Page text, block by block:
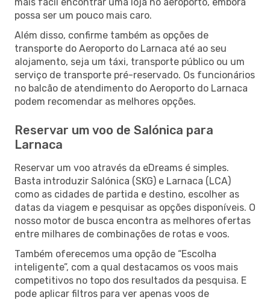
possa ser um pouco mais caro.
Além disso, confirme também as opções de
transporte do Aeroporto do Larnaca até ao seu
alojamento, seja um táxi, transporte público ou um
serviço de transporte pré-reservado. Os funcionários
no balcão de atendimento do Aeroporto do Larnaca
podem recomendar as melhores opções.
Reservar um voo de Salónica para
Larnaca
Reservar um voo através da eDreams é simples.
Basta introduzir Salónica (SKG) e Larnaca (LCA)
como as cidades de partida e destino, escolher as
datas da viagem e pesquisar as opções disponíveis. O
nosso motor de busca encontra as melhores ofertas
entre milhares de combinações de rotas e voos.
Também oferecemos uma opção de “Escolha
inteligente”, com a qual destacamos os voos mais
competitivos no topo dos resultados da pesquisa. E
pode aplicar filtros para ver apenas voos de